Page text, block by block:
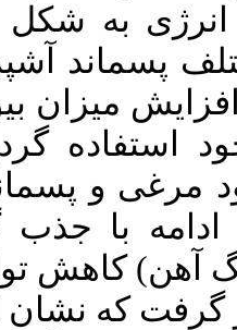
بیوگاز قابل
و کود
با توجه
که نتایج
آشپزخانه
گاز سولفید
ناخالصی­
از حذف این